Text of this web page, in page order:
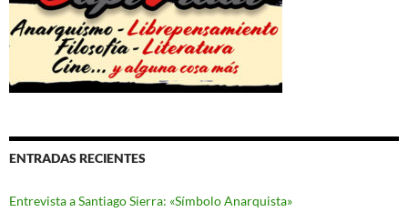
ENTRADAS RECIENTES
Entrevista a Santiago Sierra: «Símbolo Anarquista»